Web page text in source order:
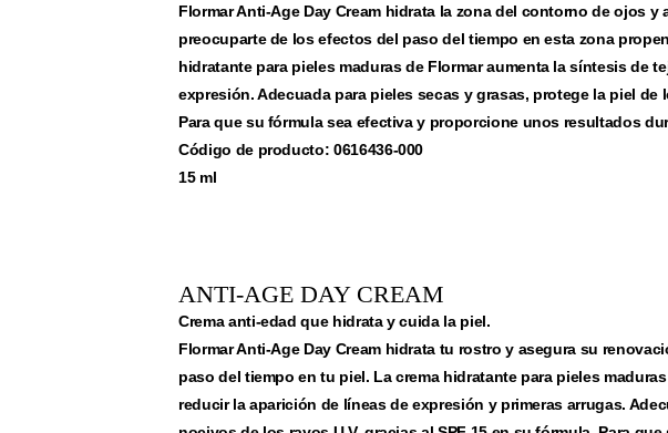
Flormar Anti-Age Day Cream hidrata la zona del contorno de ojos
preocuparte de los efectos del paso del tiempo en esta zona
hidratante para pieles maduras de Flormar aumenta la síntesis de
expresión. Adecuada para pieles secas y grasas, protege la piel
Para que su fórmula sea efectiva y proporcione unos resultados
Código de producto: 0616436-000
15 ml
ANTI-AGE DAY CREAM
Crema anti-edad que hidrata y cuida la piel.
Flormar Anti-Age Day Cream hidrata tu rostro y asegura su
paso del tiempo en tu piel. La crema hidratante para pieles
reducir la aparición de líneas de expresión y primeras arrugas.